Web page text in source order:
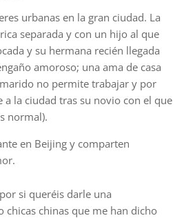
urbanas en la gran ciudad. La
separada y con un hijo al que
y su hermana recién llegada
amoroso; una ama de casa
no permite trabajar y por
la ciudad tras su novio con el que
normal).
en Beijing y comparten
por si queréis darle una
chicas chinas que me han dicho